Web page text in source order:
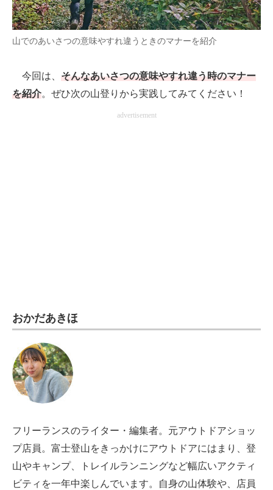
企業ITのトレンドを詳説
経営リーダーのコミュニティ
マーケ×ITの今がよく分かる
ITエンジニア向け専門サイト
山でのあいさつの意味やすれ違うときのマナーを紹介
今回は、 そんなあいさつの意味やすれ違う時のマナー
を紹介。ぜひ次の山登りから実践してみてください！
advertisement
おかだあきほ
フリーランスのライター・編集者。元アウトドアショッ
プ店員。富士登山をきっかけにアウトドアにはまり、登
山やキャンプ、トレイルランニングなど幅広いアクティ
ビティを一年中楽しんでいます。自身の山体験や、店員